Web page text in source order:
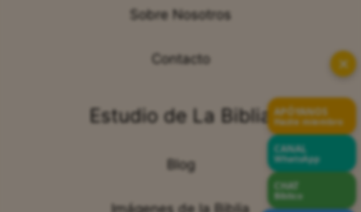
Sobre Nosotros
Contacto
Estudio de La Biblia
Blog
✕
APÓYANOS
Hazte miembro
CANAL
WhatsApp
CHAT
Bíblico